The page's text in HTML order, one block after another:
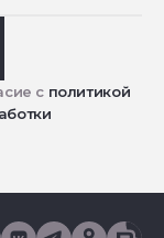
с политикой